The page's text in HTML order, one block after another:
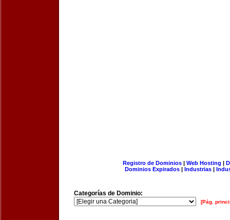
Registro de Dominios| Web Hosting |
Dominios Expirados | Industrias |
Categorías de Dominio:
[Pág.